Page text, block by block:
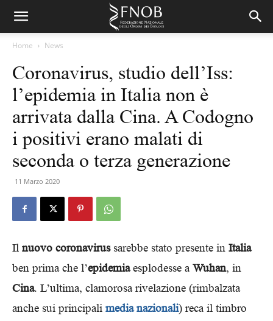
Home News
Coronavirus, studio dell’Iss:
l’epidemia in Italia non è
arrivata dalla Cina. A Codogno
i positivi erano malati di
seconda o terza generazione
11 Marzo 2020
Il nuovo coronavirussarebbe stato presente in Italia
ben prima che l’epidemiaesplodesse aWuhan, in
Cina. L’ultima, clamorosa rivelazione (rimbalzata
anche sui principali media nazionali) reca il timbro